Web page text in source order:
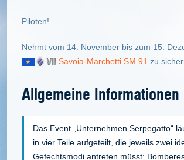
Piloten!
Nehmt vom 14. November bis zum 15.
Savoia-Marchetti SM.91 zu
Allgemeine Informationen
Das Event „Unternehmen Serpegatto“
in vier Teile aufgeteilt, die jeweils zwei
Gefechtsmodi antreten müsst: